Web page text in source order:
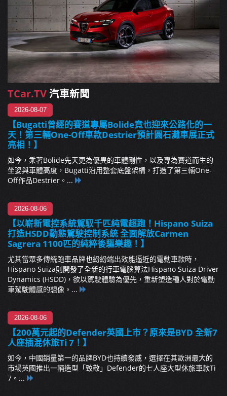
TCar.TV汽車新聞
2026-08-07
【Bugatti曾經的賽道專屬Bolide竟也迎來公路化的一
天！第三輛One-Off車款Destrier預計圓石灘車展正式
亮相！】
如今，乘著Bolide先天更為優異的車體剛性，以及專為賽道而生的
坐姿與車體高度，Bugatti沿用整套底盤架構，打造了第三輛One-
Off作品Destrier。...
2026-08-06
【以嶄新電控系統駕馭千匹純電超跑！Hispano Suiza
打造HSDD動態駕駛控制系統 全面解放Carmen
Sagrera 1100匹的純粹後驅樂趣！】
尤其當眾多傳統跑車品牌也紛紛端出效能逼近的電動車款時，
Hispano Suiza則開發了全新的行車電腦算法Hispano Suiza Driver
Dynamics (HSDD)，欲以駕駛體驗為優先，重新塑造種人對於電動
車駕駛體感的想像。...
2026-08-06
【200萬元起的Defender英國上市？原來是BYD 全新7
人座插混休旅Ti 7！】
如今，中國銷量第一的品牌BYD也持續發威，選擇在其歐洲最大的
市場英國推出一輛造型「致敬」Defender的七人座大型休旅車款Ti
7。...